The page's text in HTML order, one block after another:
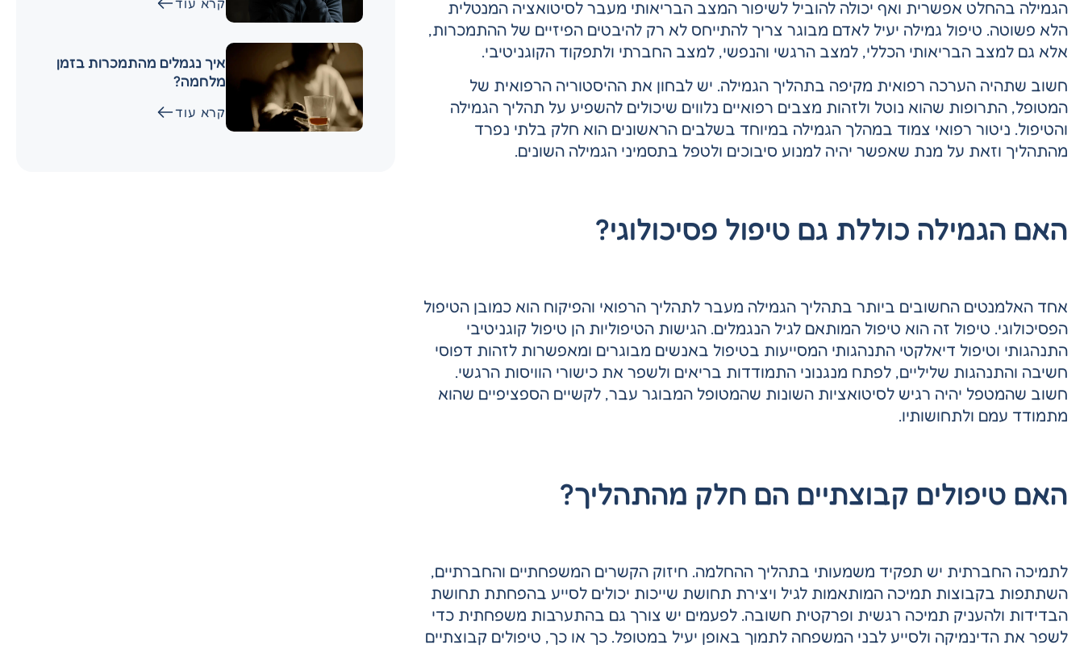
הגמילה בהחלט אפשרית ואף יכולה להוביל לשיפור המצב הבריאותי מעבר לסיטואציה המנטלית
הלא פשוטה. טיפול גמילה יעיל לאדם מבוגר צריך להתייחס לא רק להיבטים הפיזיים של ההתמכרות,
אלא גם למצב הבריאותי הכללי, למצב הרגשי והנפשי, למצב החברתי ולתפקוד הקוגניטיבי.
חשוב שתהיה הערכה רפואית מקיפה בתהליך הגמילה. יש לבחון את ההיסטוריה הרפואית של
המטופל, התרופות שהוא נוטל ולזהות מצבים רפואיים נלווים שיכולים להשפיע על תהליך הגמילה
והטיפול. ניטור רפואי צמוד במהלך הגמילה במיוחד בשלבים הראשונים הוא חלק בלתי נפרד
מהתהליך וזאת על מנת שאפשר יהיה למנוע סיבוכים ולטפל בתסמיני הגמילה השונים.
האם הגמילה כוללת גם טיפול פסיכולוגי?
אחד האלמנטים החשובים ביותר בתהליך הגמילה מעבר לתהליך הרפואי והפיקוח הוא כמובן הטיפול
הפסיכולוגי. טיפול זה הוא טיפול המותאם לגיל הנגמלים. הגישות הטיפוליות הן טיפול קוגניטיבי
התנהגותי וטיפול דיאלקטי התנהגותי המסייעות בטיפול באנשים מבוגרים ומאפשרות לזהות דפוסי
חשיבה והתנהגות שליליים, לפתח מנגנוני התמודדות בריאים ולשפר את כישורי הוויסות הרגשי.
חשוב שהמטפל יהיה רגיש לסיטואציות השונות שהמטופל המבוגר עבר, לקשיים הספציפיים שהוא
מתמודד עמם ולתחושותיו.
האם טיפולים קבוצתיים הם חלק מהתהליך?
לתמיכה החברתית יש תפקיד משמעותי בתהליך ההחלמה. חיזוק הקשרים המשפחתיים והחברתיים,
השתתפות בקבוצות תמיכה המותאמות לגיל ויצירת תחושת שייכות יכולים לסייע בהפחתת תחושת
הבדידות ולהעניק תמיכה רגשית ופרקטית חשובה. לפעמים יש צורך גם בהתערבות משפחתית כדי
לשפר את הדינמיקה ולסייע לבני המשפחה לתמוך באופן יעיל במטופל. כך או כך, טיפולים קבוצתיים
איך נגמלים מהתמכרות בזמן
מלחמה?
קרא עוד